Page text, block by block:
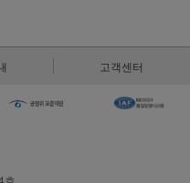
고객센터
호